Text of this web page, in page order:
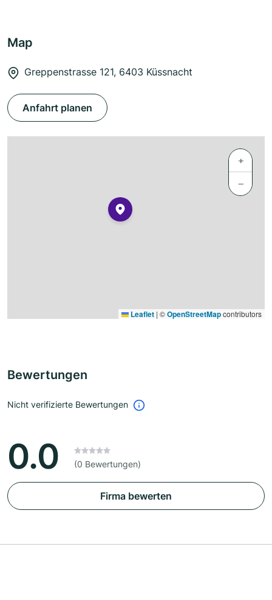
Map
Greppenstrasse 121, 6403 Küssnacht
Anfahrt planen
+
−
Leaflet | ©OpenStreetMapcontributors
Bewertungen
Nicht verifizierte Bewertungen
0.0 (0 Bewertungen)
Firma bewerten